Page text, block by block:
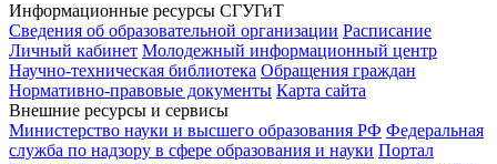
Информационные ресурсы СГУГиТ
Сведения об образовательной организации Расписание
Личный кабинет Молодежный информационный центр
Научно-техническая библиотека Обращения граждан
Нормативно-правовые документы Карта сайта
Внешние ресурсы и сервисы
Министерство науки и высшего образования РФ Федеральная
служба по надзору в сфере образования и науки Портал